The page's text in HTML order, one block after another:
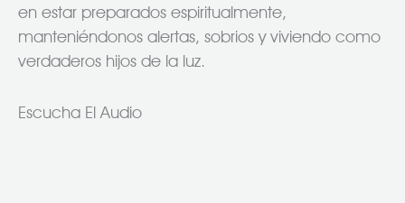
en estar preparados espiritualmente,
manteniéndonos alertas, sobrios y viviendo como
verdaderos hijos de la luz.
Escucha El Audio